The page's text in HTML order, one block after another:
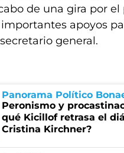
de una gira por el
apoyos
general.
Panorama Político
Peronismo y
qué Kicillof retrasa el
Cristina Kirchner?